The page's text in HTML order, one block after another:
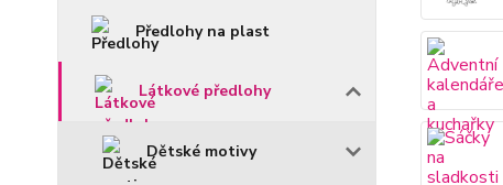
Předlohy na plast
Látkové předlohy
Dětské motivy